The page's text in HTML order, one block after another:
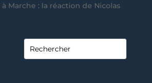
Marche : la réaction de Nicolas